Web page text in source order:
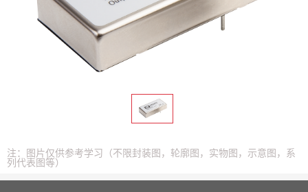
注：图片仅供参考学习（不限封装图，轮廓图，实物图，示意图，系
列代表图等）